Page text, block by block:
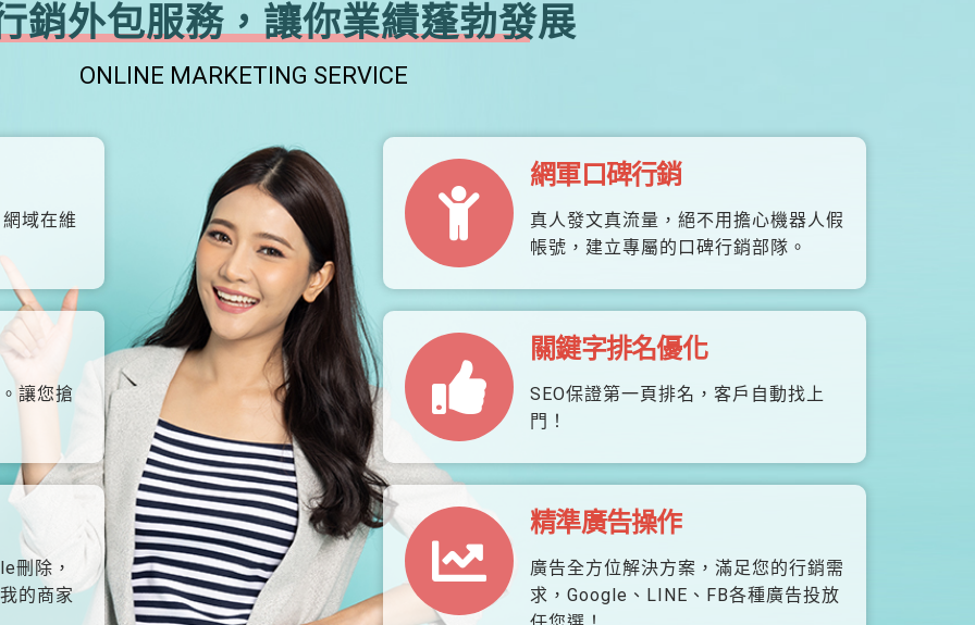
銷外包服務，讓你業績蓬勃發展
ONLINE MARKETING SERVICE
域在維
讓您搶
刪除，
的商家
網軍口碑行銷
真人發文真流量，絕不用擔心機器人假
帳號，建立專屬的口碑行銷部隊。
關鍵字排名優化
SEO保證第一頁排名，客戶自動找上
門！
精準廣告操作
廣告全方位解決方案，滿足您的行銷需
求，Google、LINE、FB各種廣告投放